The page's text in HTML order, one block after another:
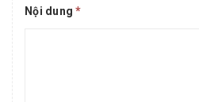
Nội dung*